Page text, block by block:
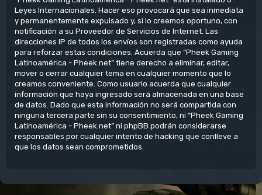
Leyes Internacionales. Hacer eso provocará que sea inmediata
y permanentemente expulsado y, si lo creemos oportuno, con
notificación a su Proveedor de Servicios de Internet. Las
direcciones IP de todos los envíos son registradas como ayuda
para reforzar estas condiciones. Acuerda que “Pheek Gaming
Latinoamérica - Pheek.net” tiene derecho a eliminar, editar,
mover o cerrar cualquier tema en cualquier momento que lo
creamos conveniente. Como usuario acuerda que cualquier
información que haya ingresado será almacenada en una base
de datos. Dado que esta información no será compartida con
ninguna tercera parte sin su consentimiento, ni “Pheek Gaming
Latinoamérica - Pheek.net” ni phpBB podrán considerarse
responsables por cualquier intento de hacking que conlleve a
que los datos sean comprometidos.